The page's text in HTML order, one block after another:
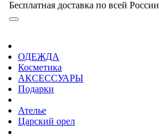
Бесплатная доставка по всей России
ОДЕЖДА
Косметика
АКСЕССУАРЫ
Подарки
Ателье
Царский орел